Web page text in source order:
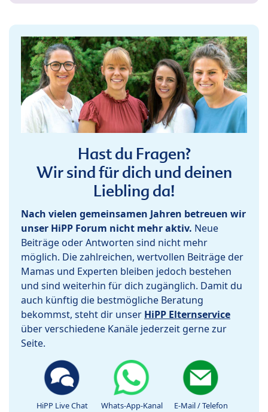
Hast du Fragen?
Wir sind für dich und deinen
Liebling da!
Nach vielen gemeinsamen Jahren betreuen wir
unser HiPP Forum nicht mehr aktiv. Neue
Beiträge oder Antworten sind nicht mehr
möglich. Die zahlreichen, wertvollen Beiträge der
Mamas und Experten bleiben jedoch bestehen
und sind weiterhin für dich zugänglich. Damit du
auch künftig die bestmögliche Beratung
bekommst, steht dir unser HiPP Elternservice
über verschiedene Kanäle jederzeit gerne zur
Seite.
HiPP Live Chat Whats-App-Kanal E-Mail / Telefon